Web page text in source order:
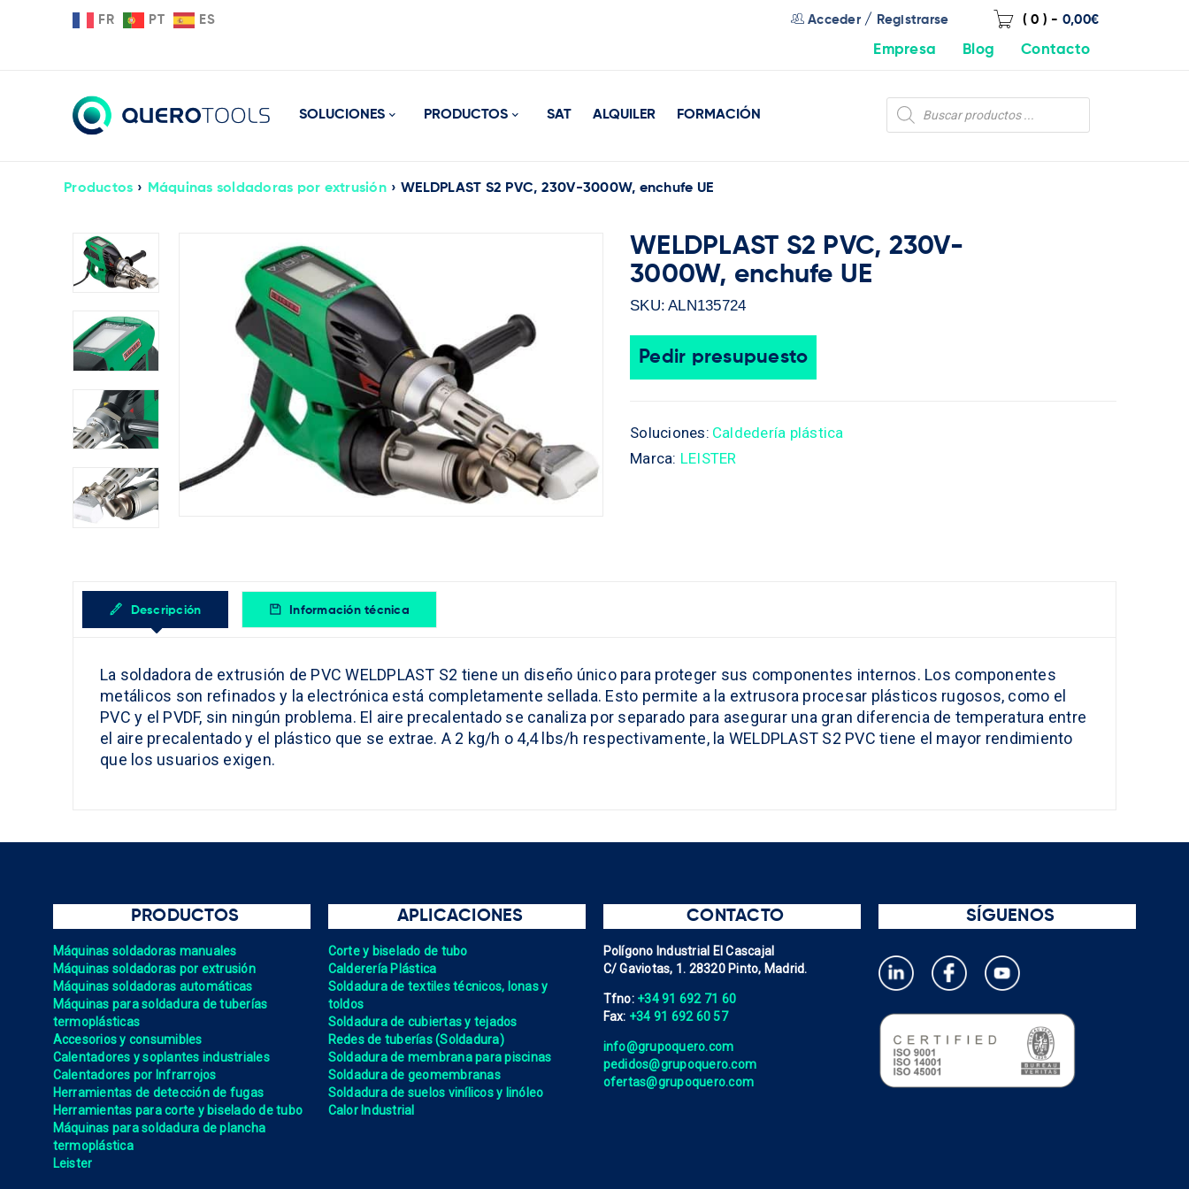
FR PT ES ( 0 ) - 0,00€
Acceder/ Registrarse
Empresa Blog Contacto
SOLUCIONES PRODUCTOS SAT ALQUILER FORMACIÓN
Productos › Máquinas soldadoras por extrusión › WELDPLAST S2 PVC, 230V-3000W, enchufe UE
WELDPLAST S2 PVC, 230V-
3000W, enchufe UE
SKU: ALN135724
Pedir presupuesto
Soluciones: Caldedería plástica
Marca: LEISTER
Descripción Información técnica
La soldadora de extrusión de PVC WELDPLAST S2 tiene un diseño único para proteger sus componentes internos. Los componentes
metálicos son refinados y la electrónica está completamente sellada. Esto permite a la extrusora procesar plásticos rugosos, como el
PVC y el PVDF, sin ningún problema. El aire precalentado se canaliza por separado para asegurar una gran diferencia de temperatura entre
el aire precalentado y el plástico que se extrae. A 2 kg/h o 4,4 lbs/h respectivamente, la WELDPLAST S2 PVC tiene el mayor rendimiento
que los usuarios exigen.
PRODUCTOS
Máquinas soldadoras manuales
Máquinas soldadoras por extrusión
Máquinas soldadoras automáticas
Máquinas para soldadura de tuberías
termoplásticas
Accesorios y consumibles
Calentadores y soplantes industriales
Calentadores por Infrarrojos
Herramientas de detección de fugas
Herramientas para corte y biselado de tubo
Máquinas para soldadura de plancha
termoplástica
Leister
APLICACIONES
Corte y biselado de tubo
Calderería Plástica
Soldadura de textiles técnicos, lonas y
toldos
Soldadura de cubiertas y tejados
Redes de tuberías (Soldadura)
Soldadura de membrana para piscinas
Soldadura de geomembranas
Soldadura de suelos vinílicos y linóleo
Calor Industrial
CONTACTO
Polígono Industrial El Cascajal
C/ Gaviotas, 1. 28320 Pinto, Madrid.
Tfno: +34 91 692 71 60
Fax: +34 91 692 60 57
info@grupoquero.com
pedidos@grupoquero.com
ofertas@grupoquero.com
SÍGUENOS